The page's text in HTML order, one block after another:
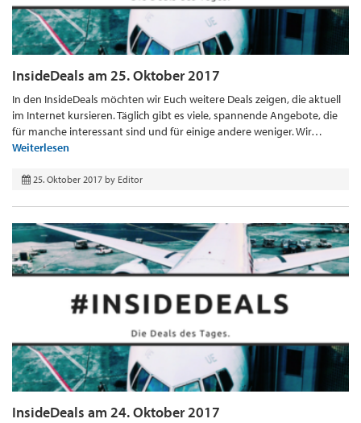
InsideDeals am 25. Oktober 2017
In den InsideDeals möchten wir Euch weitere Deals zeigen, die aktuell
im Internet kursieren. Täglich gibt es viele, spannende Angebote, die
für manche interessant sind und für einige andere weniger. Wir…
Weiterlesen
25. Oktober 2017 by Editor
InsideDeals am 24. Oktober 2017